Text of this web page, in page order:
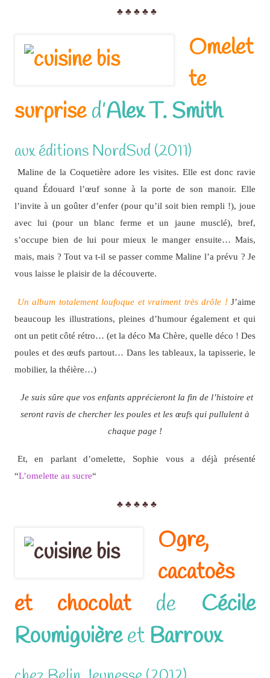
♣ ♣ ♣ ♣ ♣
Omelet
te
surprised’Alex T. Smith
aux éditions NordSud (2011)
Maline de la Coquetière adore les visites. Elle est donc ravie
quand Édouard l’œuf sonne à la porte de son manoir. Elle
l’invite à un goûter d’enfer (pour qu’il soit bien rempli !), joue
avec lui (pour un blanc ferme et un jaune musclé), bref,
s’occupe bien de lui pour mieux le manger ensuite… Mais,
mais, mais ? Tout va t-il se passer comme Maline l’a prévu ? Je
vous laisse le plaisir de la découverte.
Un album totalement loufoque et vraiment très drôle !J’aime
beaucoup les illustrations, pleines d’humour également et qui
ont un petit côté rétro… (et la déco Ma Chère, quelle déco ! Des
poules et des œufs partout… Dans les tableaux, la tapisserie, le
mobilier, la théière…)
Je suis sûre que vos enfants apprécieront la fin de l’histoire et
seront ravis de chercher les poules et les œufs qui pullulent à
chaque page !
Et, en parlant d’omelette, Sophie vous a déjà présenté
“L’omelette au sucre“
♣ ♣ ♣ ♣ ♣
Ogre,
cacatoès
et chocolat de Cécile
Roumiguièreet Barroux